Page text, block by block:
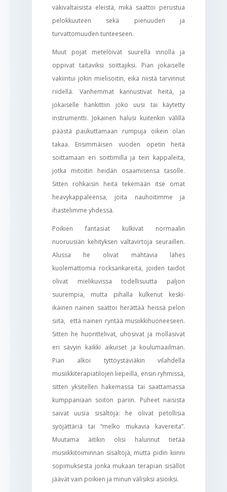
väkivaltaisista eleistä, mikä saattoi perustua
pelokkuuteen sekä pienuuden ja
turvattomuuden tunteeseen.
Muut pojat metelöivät suurella innolla ja
oppivat taitaviksi soittajiksi. Pian jokaiselle
vakiintui jokin mielisoitin, eikä niistä tarvinnut
riidellä. Vanhemmat kannustivat heitä, ja
jokaiselle hankittiin joko uusi tai käytetty
instrumentti. Jokainen halusi kuitenkin välillä
päästä paukuttamaan rumpuja oikein olan
takaa. Ensimmäisen vuoden opetin heitä
soittamaan eri soittimilla ja tein kappaleita,
jotka mitoitin heidän osaamisensa tasolle.
Sitten rohkaisin heitä tekemään itse omat
heavykappaleensa, joita nauhoitimme ja
ihastelimme yhdessä.
Poikien fantasiat kulkivat normaalin
nuoruusiän kehityksen valtavirtoja seuraillen.
Alussa he olivat mahtavia lähes
kuolemattomia rocksankareita, joiden taidot
olivat mielikuvissa todellisuutta paljon
suurempia, mutta pihalla kulkenut keski-
ikäinen nainen saattoi herättää heissä pelon
siitä, että nainen ryntää musiikkihuoneeseen.
Sitten he huorittelivat, uhosivat ja mollasivat
eri sävyin kaikki aikuiset ja koulumaailman.
Pian alkoi tyttöystäviäkin vilahdella
musiikkiterapiatilojen liepeillä, ensin ryhmissä,
sitten yksitellen hakemassa tai saattamassa
kumppaniaan soiton pariin. Puheet naisista
saivat uusia sisältöjä: he olivat petollisia
syöjättäriä tai “melko mukavia kavereita”.
Muutama äitikin olisi halunnut tietää
musiikkitoiminnan sisältöjä, mutta pidin kiinni
sopimuksesta jonka mukaan terapian sisällöt
jäävät vain poikien ja minun välisiksi asioiksi.